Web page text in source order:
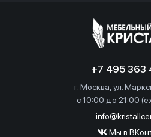
+7 495 363
г. Москва, ул.
c 10:00 до 21:00
Мы в